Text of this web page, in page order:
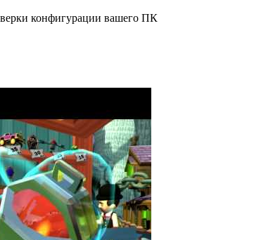
конфигурации вашего ПК